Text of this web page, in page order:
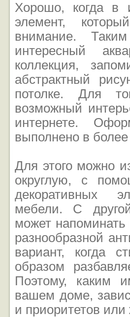
Хорошо, когда в
элемент,
внимание.
интересный
коллекция,
абстрактный
потолке. Для
возможный
интернете.
выполнено в
Для этого можно
округлую, с
декоративных
мебели. С
может
разнообразной
вариант, когда
образом
Поэтому, каким
вашем доме,
и приоритетов